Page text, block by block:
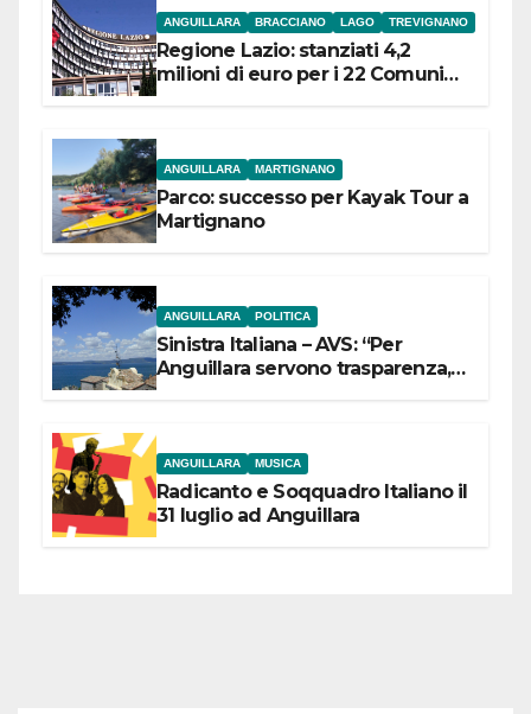
ANGUILLARA BRACCIANO LAGO TREVIGNANO
Regione Lazio: stanziati 4,2
milioni di euro per i 22 Comuni
ANGUILLARA MARTIGNANO
Parco: successo per Kayak Tour a
Martignano
ANGUILLARA POLITICA
Sinistra Italiana – AVS: “Per
Anguillara servono trasparenza,
ANGUILLARA MUSICA
Radicanto e Soqquadro Italiano il
31 luglio ad Anguillara